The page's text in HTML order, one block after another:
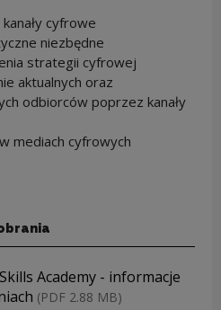
cyfrowe
niezbędne
strategii cyfrowej
aktualnych oraz
odbiorców poprzez kanały
mediach cyfrowych
Academy - informacje
(PDF 2.88 MB)